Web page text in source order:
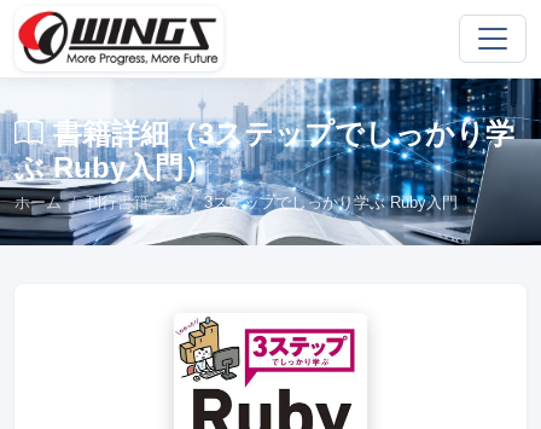
書籍詳細（3ステップでしっかり学
ぶ Ruby入門）
ホーム 刊行書籍一覧 3ステップでしっかり学ぶ Ruby入門